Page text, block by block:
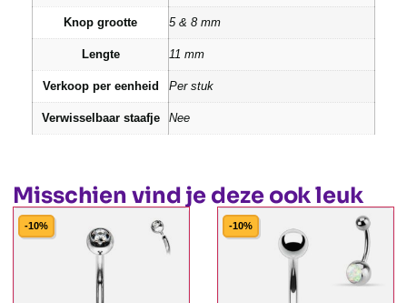
Knop grootte 5 & 8 mm
Lengte 11 mm
Verkoop per eenheid Per stuk
Verwisselbaar staafje Nee
Misschien vind je deze ook leuk
-10% -10%